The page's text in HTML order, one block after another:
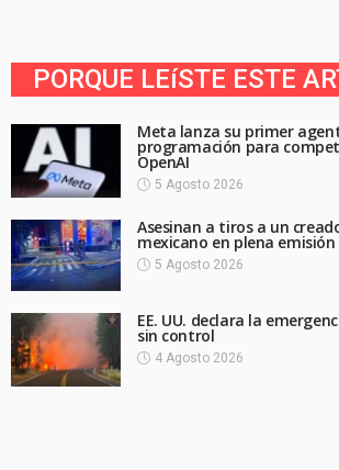
PORQUE LEíSTE ESTE
Meta lanza su primer
programación para
OpenAI
5 Agosto 2026
Asesinan a tiros a un
mexicano en plena emisión
5 Agosto 2026
EE. UU. declara la
sin control
4 Agosto 2026